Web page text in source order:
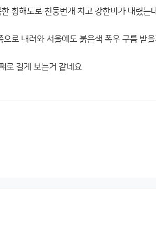
황해도로 천둥번개 치고 강한비가 내렸는데
로 내려와 서울에도 붉은색 폭우 구름 받을
로 길게 보는거 같네요